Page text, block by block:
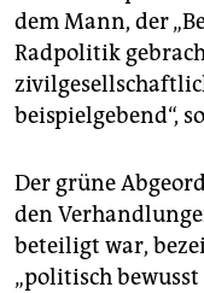
dem Mann, der
Radpolitik
beispielgebend“,
Der grüne
den
beteiligt war,
„politisch